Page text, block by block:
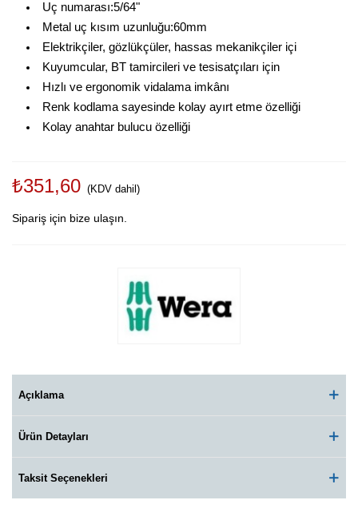
Uç numarası:5/64"
Metal uç kısım uzunluğu:60mm
Elektrikçiler, gözlükçüler, hassas mekanikçiler içi
Kuyumcular, BT tamircileri ve tesisatçıları için
Hızlı ve ergonomik vidalama imkânı
Renk kodlama sayesinde kolay ayırt etme özelliği
Kolay anahtar bulucu özelliği
₺351,60 (KDV dahil)
Sipariş için bize ulaşın.
Açıklama
Ürün Detayları
Taksit Seçenekleri